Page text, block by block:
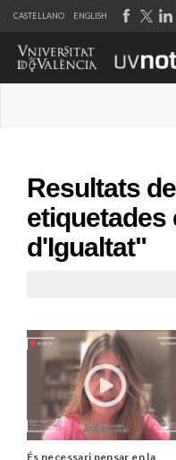
CASTELLANO ENGLISH
Resultats
etiquetades
d'Igualtat"
És necessari pensar en la